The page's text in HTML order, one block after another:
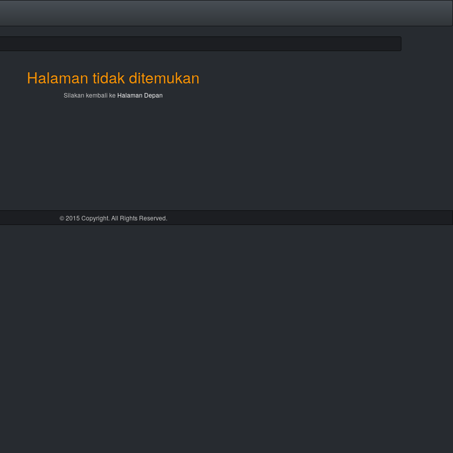
Halaman tidak ditemukan
Silakan kembali ke Halaman Depan
© 2015 Copyright. All Rights Reserved.